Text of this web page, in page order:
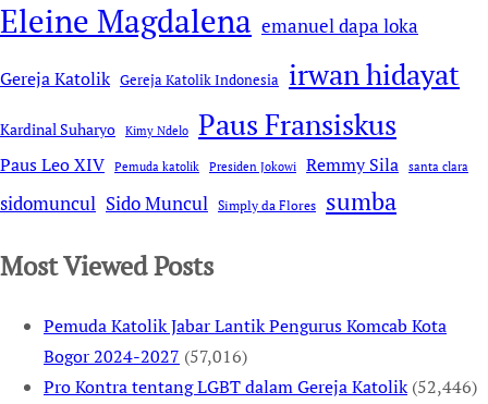
Eleine Magdalena emanuel dapa loka
Gereja Katolik Gereja Katolik Indonesia irwan hidayat
Kardinal Suharyo Kimy Ndelo Paus Fransiskus
Paus Leo XIV Pemuda katolik Presiden Jokowi Remmy Sila santa clara
sidomuncul Sido Muncul Simply da Flores sumba
Most Viewed Posts
Pemuda Katolik Jabar Lantik Pengurus Komcab Kota
Bogor 2024-2027 (57,016)
Pro Kontra tentang LGBT dalam Gereja Katolik (52,446)